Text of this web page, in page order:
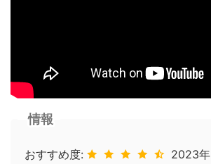
情報
おすすめ度:
2023年